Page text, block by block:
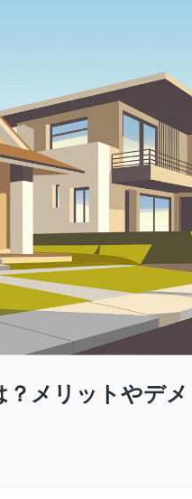
？メリットやデ